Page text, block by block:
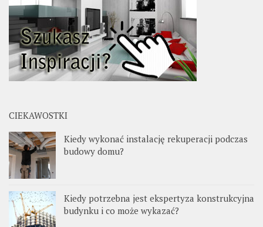
CIEKAWOSTKI
Kiedy wykonać instalację rekuperacji podczas
budowy domu?
Kiedy potrzebna jest ekspertyza konstrukcyjna
budynku i co może wykazać?